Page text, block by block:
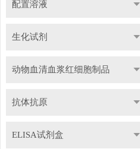
配置溶液
生化试剂
动物血清血浆红细胞制品
抗体抗原
ELISA试剂盒